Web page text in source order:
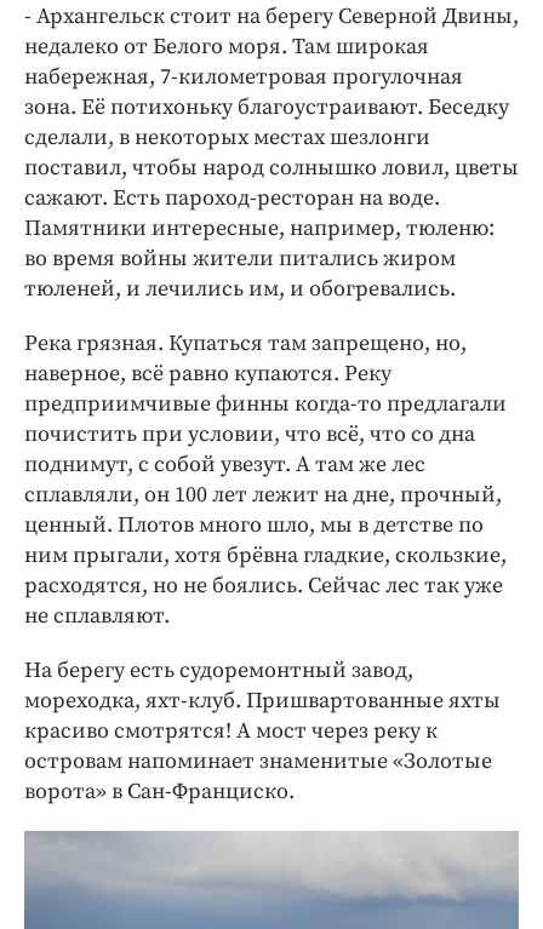
- Архангельск стоит на берегу Северной Двины,
недалеко от Белого моря. Там широкая
набережная, 7-километровая прогулочная
зона. Её потихоньку благоустраивают. Беседку
сделали, в некоторых местах шезлонги
поставил, чтобы народ солнышко ловил, цветы
сажают. Есть пароход-ресторан на воде.
Памятники интересные, например, тюленю:
во время войны жители питались жиром
тюленей, и лечились им, и обогревались.
Река грязная. Купаться там запрещено, но,
наверное, всё равно купаются. Реку
предприимчивые финны когда-то предлагали
почистить при условии, что всё, что со дна
поднимут, с собой увезут. А там же лес
сплавляли, он 100 лет лежит на дне, прочный,
ценный. Плотов много шло, мы в детстве по
ним прыгали, хотя брёвна гладкие, скользкие,
расходятся, но не боялись. Сейчас лес так уже
не сплавляют.
На берегу есть судоремонтный завод,
мореходка, яхт-клуб. Пришвартованные яхты
красиво смотрятся! А мост через реку к
островам напоминает знаменитые «Золотые
ворота» в Сан-Франциско.